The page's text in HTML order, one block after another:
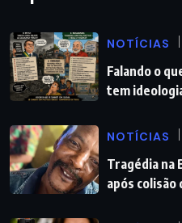
NOTÍCIAS
Falando o
tem
NOTÍCIAS
Tragédia na
após